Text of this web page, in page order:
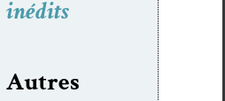
inédits
Autres